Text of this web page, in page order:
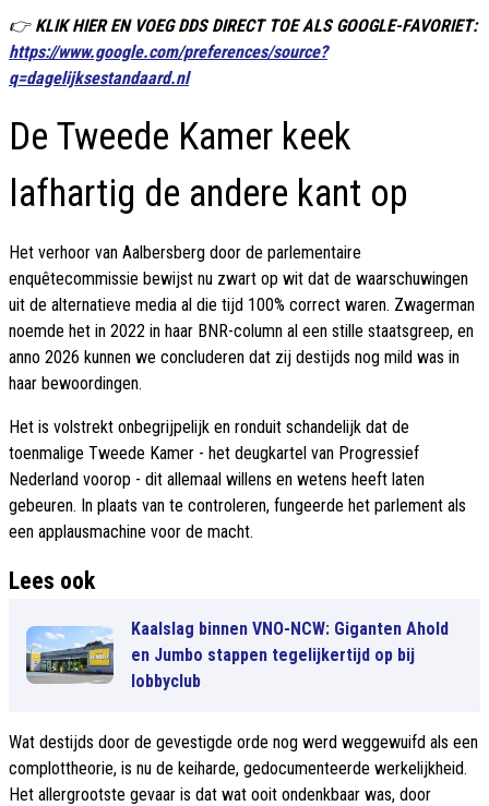
👉 KLIK HIER EN VOEG DDS DIRECT TOE ALS GOOGLE-FAVORIET:
https://www.google.com/preferences/source?
q=dagelijksestandaard.nl
De Tweede Kamer keek
lafhartig de andere kant op
Het verhoor van Aalbersberg door de parlementaire
enquêtecommissie bewijst nu zwart op wit dat de waarschuwingen
uit de alternatieve media al die tijd 100% correct waren. Zwagerman
noemde het in 2022 in haar BNR-column al een stille staatsgreep, en
anno 2026 kunnen we concluderen dat zij destijds nog mild was in
haar bewoordingen.
Het is volstrekt onbegrijpelijk en ronduit schandelijk dat de
toenmalige Tweede Kamer - het deugkartel van Progressief
Nederland voorop - dit allemaal willens en wetens heeft laten
gebeuren. In plaats van te controleren, fungeerde het parlement als
een applausmachine voor de macht.
Lees ook
Kaalslag binnen VNO-NCW: Giganten Ahold
en Jumbo stappen tegelijkertijd op bij
lobbyclub
Wat destijds door de gevestigde orde nog werd weggewuifd als een
complottheorie, is nu de keiharde, gedocumenteerde werkelijkheid.
Het allergrootste gevaar is dat wat ooit ondenkbaar was, door